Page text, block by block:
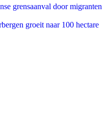
grensaanval door migranten
groeit naar 100 hectare